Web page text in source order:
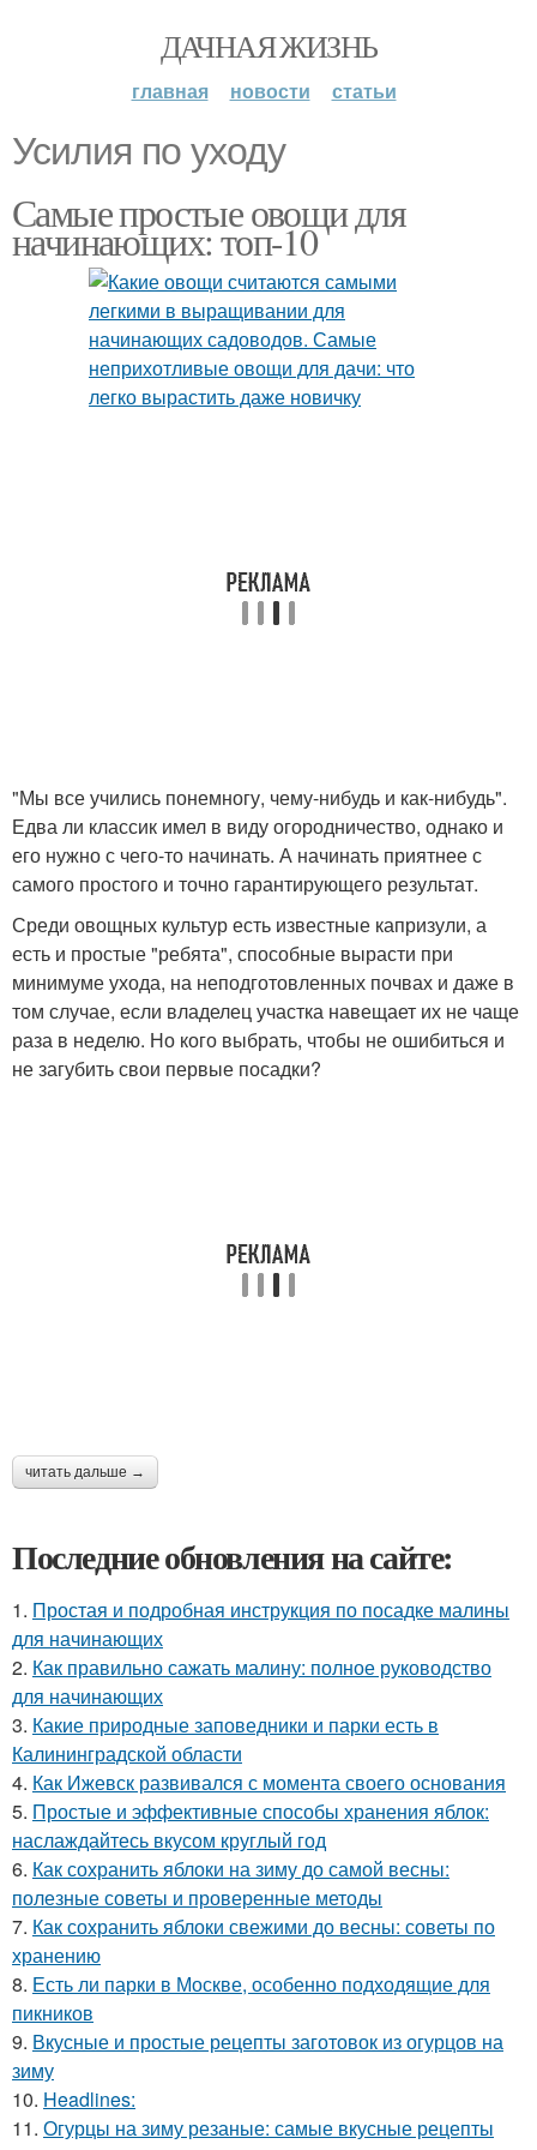
ДАЧНАЯ ЖИЗНЬ
главная новости статьи
Усилия по уходу
Самые простые овощи для
начинающих: топ-10
"Мы все учились понемногу, чему-нибудь и как-нибудь".
Едва ли классик имел в виду огородничество, однако и
его нужно с чего-то начинать. А начинать приятнее с
самого простого и точно гарантирующего результат.
Среди овощных культур есть известные капризули, а
есть и простые "ребята", способные вырасти при
минимуме ухода, на неподготовленных почвах и даже в
том случае, если владелец участка навещает их не чаще
раза в неделю. Но кого выбрать, чтобы не ошибиться и
не загубить свои первые посадки?
читать дальше →
Последние обновления на сайте:
1. Простая и подробная инструкция по посадке малины
для начинающих
2. Как правильно сажать малину: полное руководство
для начинающих
3. Какие природные заповедники и парки есть в
Калининградской области
4. Как Ижевск развивался с момента своего основания
5. Простые и эффективные способы хранения яблок:
наслаждайтесь вкусом круглый год
6. Как сохранить яблоки на зиму до самой весны:
полезные советы и проверенные методы
7. Как сохранить яблоки свежими до весны: советы по
хранению
8. Есть ли парки в Москве, особенно подходящие для
пикников
9. Вкусные и простые рецепты заготовок из огурцов на
зиму
10. Headlines:
11. Огурцы на зиму резаные: самые вкусные рецепты